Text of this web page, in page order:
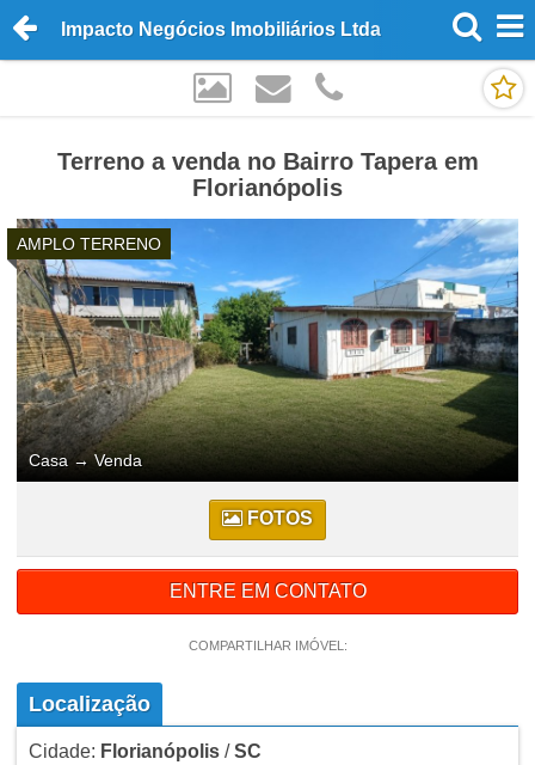
Impacto Negócios Imobiliários Ltda
Terreno a venda no Bairro Tapera em
Florianópolis
AMPLO TERRENO
Casa →Venda
FOTOS
ENTRE EM CONTATO
COMPARTILHAR IMÓVEL:
Localização
Cidade: Florianópolis/SC